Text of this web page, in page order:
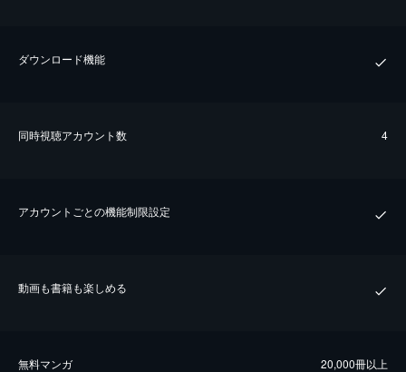
ダウンロード機能
同時視聴アカウント数 4
アカウントごとの機能制限設定
動画も書籍も楽しめる
無料マンガ 20,000冊以上